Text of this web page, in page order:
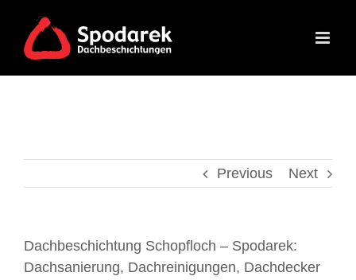
content
Previous Next
Dachbeschichtung Schopfloch – Spodarek:
Dachsanierung, Dachreinigungen, Dachdecker